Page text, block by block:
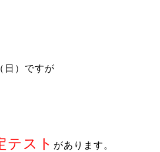
日）ですが
テスト があります。